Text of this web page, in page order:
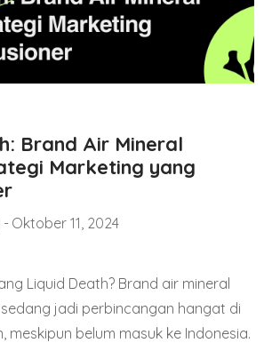
Brand Air Mineral
Marketing yang
Oktober 11, 2024
Liquid Death? Brand air mineral
jadi perbincangan hangat di
meskipun belum masuk ke Indonesia.